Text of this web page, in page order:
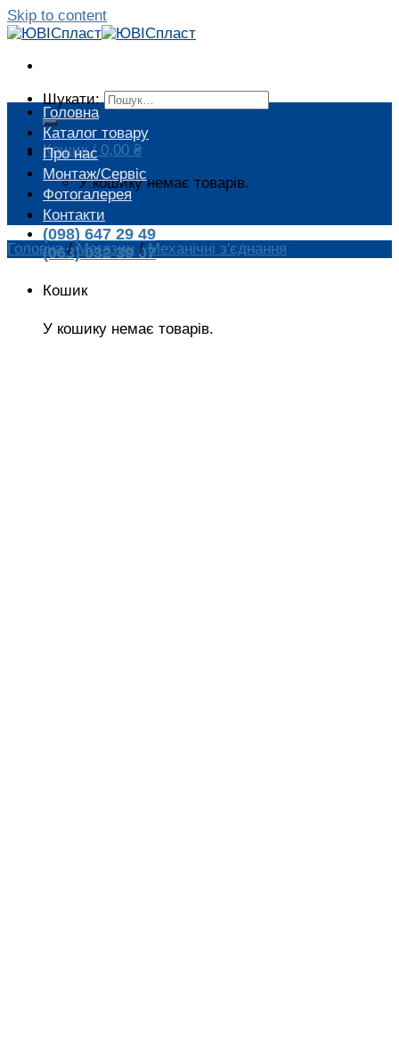
Skip to content
Шукати:
Кошик / 0,00 ₴
У кошику немає товарів.
(098) 647 29 49
(063) 032 39 07
Кошик
У кошику немає товарів.
Головна
Каталог товару
Про нас
Монтаж/Сервіс
Фотогалерея
Контакти
Головна / Магазин / Механічні з'єднання